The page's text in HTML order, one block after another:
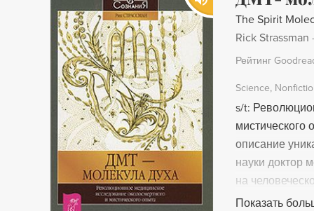
The Spirit
Rick Strassman
Рейтинг
Science
s/t:
мистического
описание
науки доктор
на
Показать